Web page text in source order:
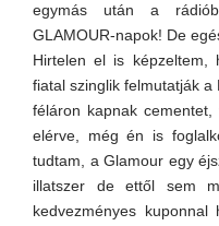
egymás után a
GLAMOUR-napok! De
Hirtelen el is
fiatal szinglik felmutatják
féláron kapnak
elérve, még én is
tudtam, a Glamour egy
illatszer de ettől sem
kedvezményes